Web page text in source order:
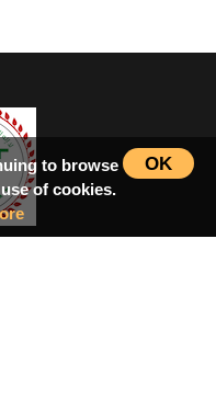
OK
to browse
of cookies.